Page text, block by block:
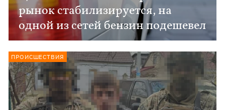
рынок стабилизируется, на
одной из сетей бензин подешевел
ПРОИСШЕСТВИЯ